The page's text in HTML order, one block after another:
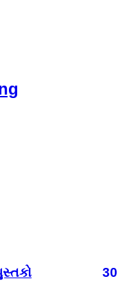
30